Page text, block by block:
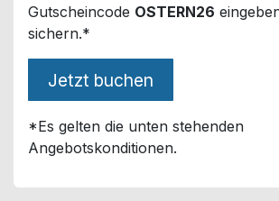
Gutscheincode OSTERN26
sichern.*
Jetzt buchen
*Es gelten die unten stehenden
Angebotskonditionen.